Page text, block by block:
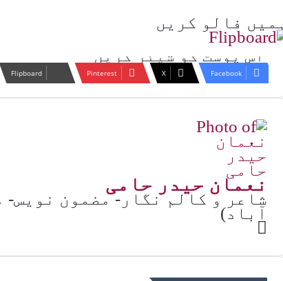
ہمیں فالو کریں
اس پوسٹ کو شیئر کریں
Facebook
X
Pinterest
Flipboard
نعمان حیدر حامی
شاعر و کالم نگار- مضمون نویس-
آباد)
Website